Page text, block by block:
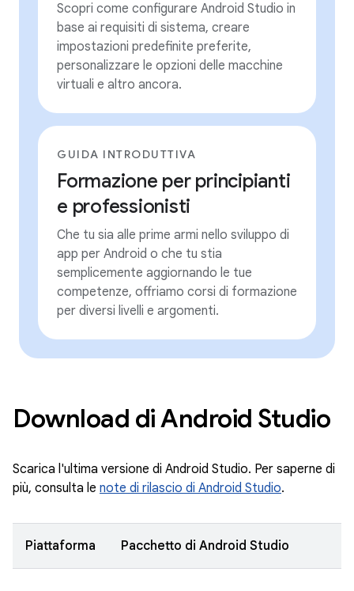
Scopri come configurare Android Studio in
base ai requisiti di sistema, creare
impostazioni predefinite preferite,
personalizzare le opzioni delle macchine
virtuali e altro ancora.
GUIDA INTRODUTTIVA
Formazione per principianti
e professionisti
Che tu sia alle prime armi nello sviluppo di
app per Android o che tu stia
semplicemente aggiornando le tue
competenze, offriamo corsi di formazione
per diversi livelli e argomenti.
Download di Android Studio
Scarica l'ultima versione di Android Studio. Per saperne di
più, consulta le note di rilascio di Android Studio.
Piattaforma Pacchetto di Android Studio